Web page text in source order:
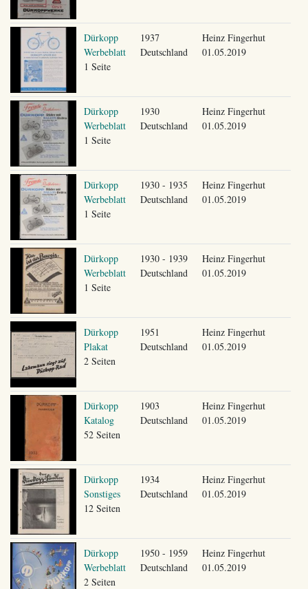
Dürkopp
Werbeblatt
1 Seite
1937
Deutschland
Heinz Fingerhut
01.05.2019
Dürkopp
Werbeblatt
1 Seite
1930
Deutschland
Heinz Fingerhut
01.05.2019
Dürkopp
Werbeblatt
1 Seite
1930 - 1935
Deutschland
Heinz Fingerhut
01.05.2019
Dürkopp
Werbeblatt
1 Seite
1930 - 1939
Deutschland
Heinz Fingerhut
01.05.2019
Dürkopp
Plakat
2 Seiten
1951
Deutschland
Heinz Fingerhut
01.05.2019
Dürkopp
Katalog
52 Seiten
1903
Deutschland
Heinz Fingerhut
01.05.2019
Dürkopp
Sonstiges
12 Seiten
1934
Deutschland
Heinz Fingerhut
01.05.2019
Dürkopp
Werbeblatt
2 Seiten
1950 - 1959
Deutschland
Heinz Fingerhut
01.05.2019